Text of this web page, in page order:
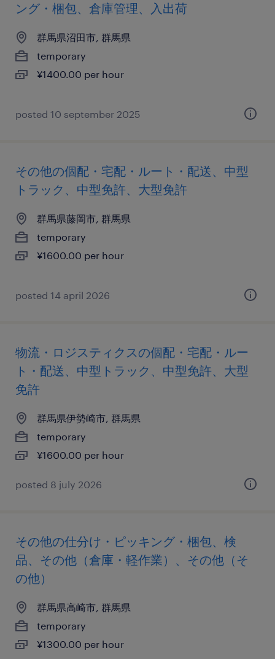
ング・梱包、倉庫管理、入出荷
群馬県沼田市, 群馬県
temporary
¥1400.00 per hour
posted 10 september 2025
その他の個配・宅配・ルート・配送、中型
トラック、中型免許、大型免許
群馬県藤岡市, 群馬県
temporary
¥1600.00 per hour
posted 14 april 2026
物流・ロジスティクスの個配・宅配・ルー
ト・配送、中型トラック、中型免許、大型
免許
群馬県伊勢崎市, 群馬県
temporary
¥1600.00 per hour
posted 8 july 2026
その他の仕分け・ピッキング・梱包、検
品、その他（倉庫・軽作業）、その他（そ
の他）
群馬県高崎市, 群馬県
temporary
¥1300.00 per hour